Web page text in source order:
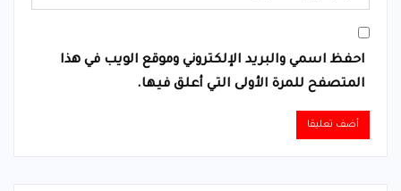
احفظ اسمي والبريد الإلكتروني وموقع الويب في هذا
المتصفح للمرة الأولى التي أعلق فيها.